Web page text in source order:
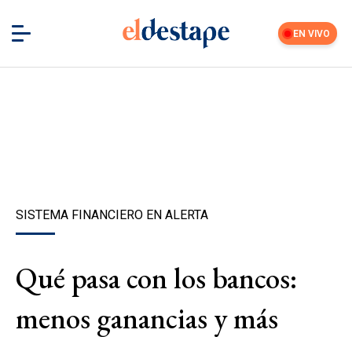
EN VIVO
SISTEMA FINANCIERO EN ALERTA
Qué pasa con los bancos:
menos ganancias y más